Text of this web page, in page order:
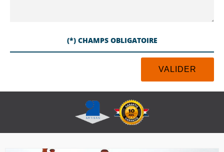
(*) CHAMPS OBLIGATOIRE